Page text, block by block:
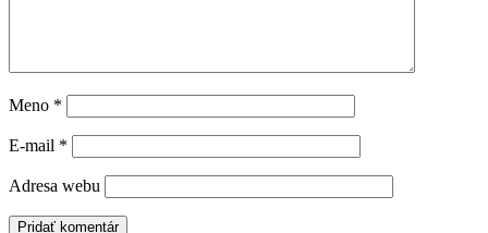
Meno *
E-mail *
Adresa webu